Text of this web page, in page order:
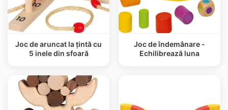
Joc de aruncat la țintă cu
5 inele din sfoară
Joc de îndemânare -
Echilibrează luna